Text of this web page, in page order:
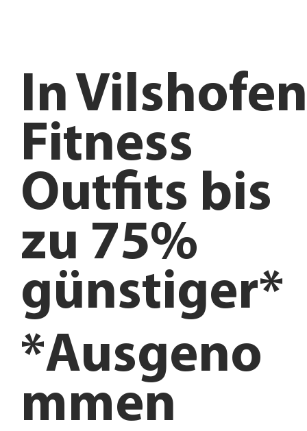
Fitness
Outfits bis
zu 75%
günstiger*
In Vilshofen
*Ausgeno
mmen